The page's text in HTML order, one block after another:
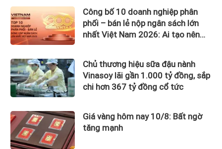
Công bố 10 doanh nghiệp phân
phối – bán lẻ nộp ngân sách lớn
nhất Việt Nam 2026: Ai tạo nên
Chủ thương hiệu sữa đậu nành
Vinasoy lãi gần 1.000 tỷ đồng, sắp
chi hơn 367 tỷ đồng cổ tức
Giá vàng hôm nay 10/8: Bất ngờ
tăng mạnh